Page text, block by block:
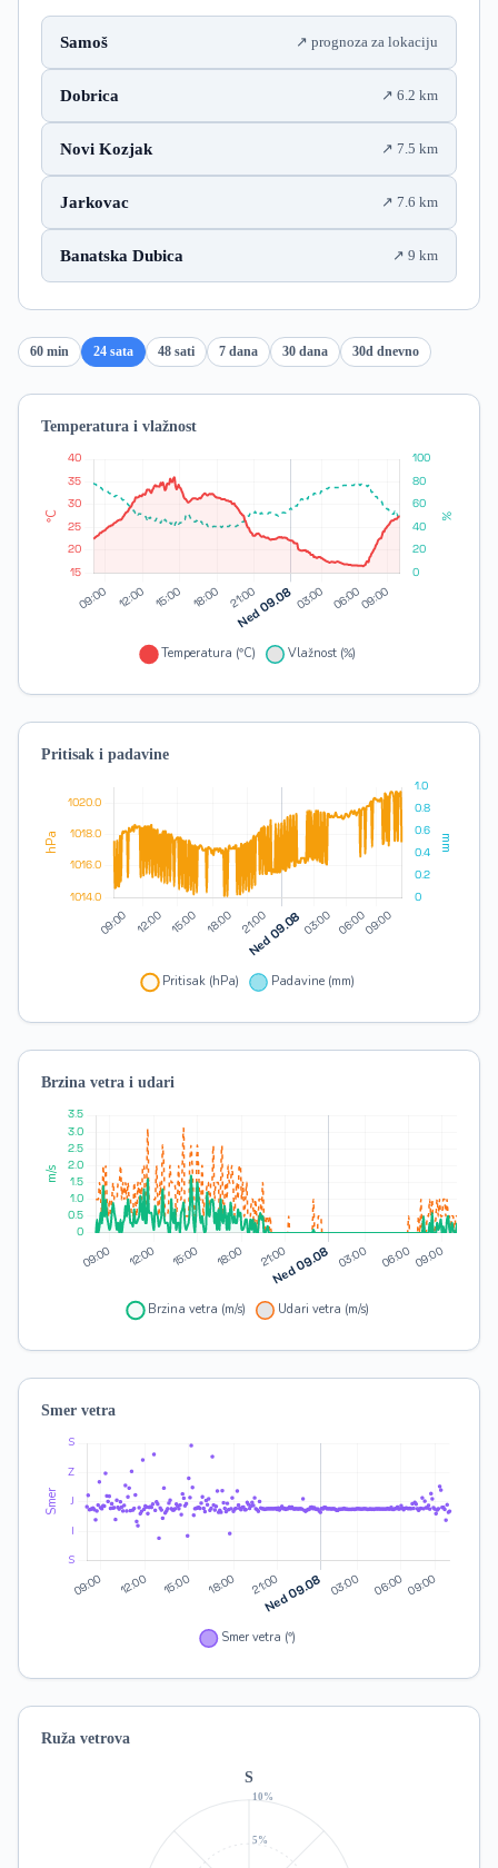
Samoš prognoza za lokaciju
Dobrica 6.2 km
Novi Kozjak 7.5 km
Jarkovac 7.6 km
Banatska Dubica 9 km
60 min 24 sata 48 sati 7 dana 30 dana 30d dnevno
Temperatura i vlažnost
Pritisak i padavine
Brzina vetra i udari
Smer vetra
Ruža vetrova
5%
10%
S